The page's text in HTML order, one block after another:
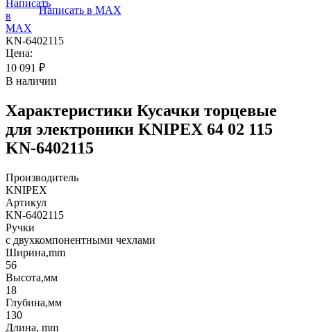
Написать в MAX
KN-6402115
Цена:
10 091 ₽
В наличии
Характеристики Кусачки торцевые
для электроники KNIPEX 64 02 115
KN-6402115
Производитель
KNIPEX
Артикул
KN-6402115
Ручки
с двухкомпонентными чехлами
Ширина,mm
56
Высота,мм
18
Глубина,мм
130
Длина, mm